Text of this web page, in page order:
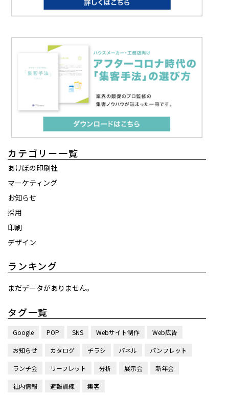
カテゴリー一覧
あけぼの印刷社
マーケティング
お知らせ
採用
印刷
デザイン
ランキング
まだデータがありません。
タグ一覧
Google POP SNS Webサイト制作 Web広告
お知らせ カタログ チラシ パネル パンフレット
ランチ会 リーフレット 分析 展示会 新年会
社内情報 避難訓練 集客